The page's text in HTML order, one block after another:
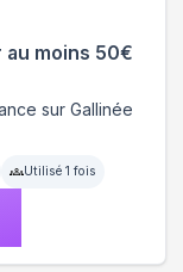
au moins 50€
sur Gallinée
Utilisé 1 fois